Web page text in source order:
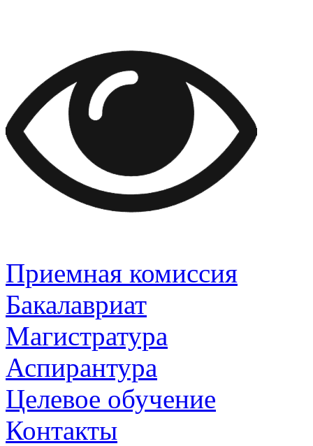
Приемная комиссия
Бакалавриат
Магистратура
Аспирантура
Целевое обучение
Контакты